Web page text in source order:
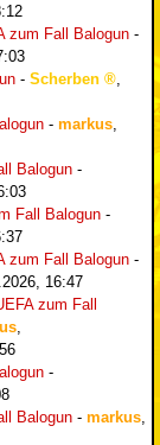
zum Fall Balogun -
- Scherben
- markus
Balogun -
Fall Balogun -
zum Fall Balogun -
16:47
zum Fall
-
Balogun - markus